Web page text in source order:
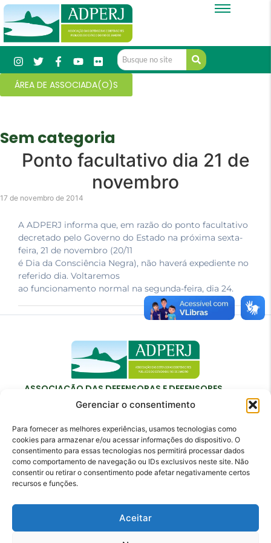
Gerenciar o consentimento
Para fornecer as melhores experiências, usamos tecnologias como
cookies para armazenar e/ou acessar informações do dispositivo. O
consentimento para essas tecnologias nos permitirá processar dados
como comportamento de navegação ou IDs exclusivos neste site. Não
consentir ou retirar o consentimento pode afetar negativamente certos
recursos e funções.
Aceitar
ÁREA DE ASSOCIADA(O)S
Sem categoria
Ponto facultativo dia 21 de
novembro
17 de novembro de 2014
A ADPERJ informa que, em razão do ponto facultativo
decretado pelo Governo do Estado na próxima sexta-
feira, 21 de novembro (20/11
é Dia da Consciência Negra), não haverá expediente no
referido dia. Voltaremos
ao funcionamento normal na segunda-feira, dia 24.
ASSOCIAÇÃO DAS DEFENSORAS E DEFENSORES
PÚBLICOS DO ESTADO DO RIO DE JANEIRO
Contato
adperj@adperj.com.br
(21) 2220-6022
Janeiro - RJ - CEP: 20011-020